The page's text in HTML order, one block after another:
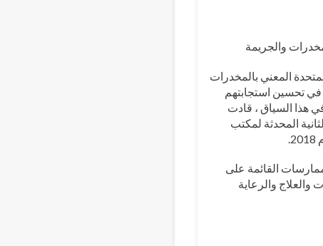
والجريمة
مع مكتب الأمم المتحدة المعني بالمخدرات
تحسين استجابتهم
هذا السياق ، قادت
تعاطي المخدرات في عام 2013 والطبعة الثانية المحدثة لمكتب
الممارسات القائمة على
والعلاج والرعاية